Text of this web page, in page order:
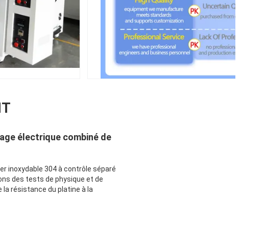
électrique combiné de
inoxydable 304 à contrôle séparé
des tests de physique et de
résistance du platine à la